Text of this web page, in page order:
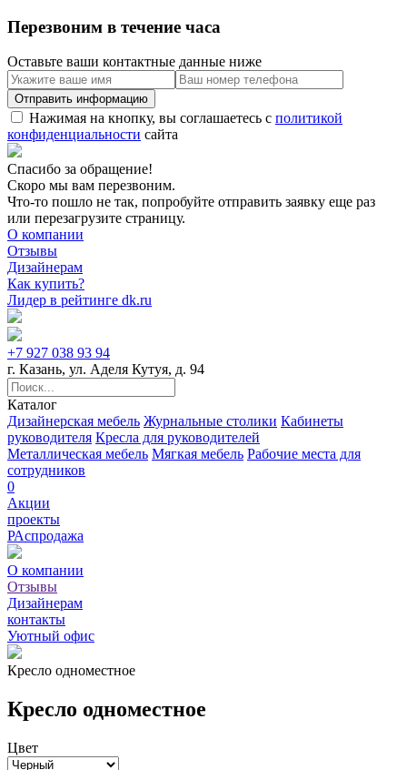
Перезвоним в течение часа
Оставьте ваши контактные данные ниже
Нажимая на кнопку, вы соглашаетесь с политикой
конфиденциальности сайта
Спасибо за обращение!
Скоро мы вам перезвоним.
Что-то пошло не так, попробуйте отправить заявку еще раз
или перезагрузите страницу.
О компании
Отзывы
Дизайнерам
Как купить?
Лидер в рейтинге dk.ru
+7 927 038 93 94
г. Казань, ул. Аделя Кутуя, д. 94
Каталог
Дизайнерская мебель Журнальные столики Кабинеты
руководителя Кресла для руководителей
Металлическая мебель Мягкая мебель Рабочие места для
сотрудников
0
Акции
проекты
РАспродажа
О компании
Отзывы
Дизайнерам
контакты
Уютный офис
Кресло одноместное
Кресло одноместное
Цвет